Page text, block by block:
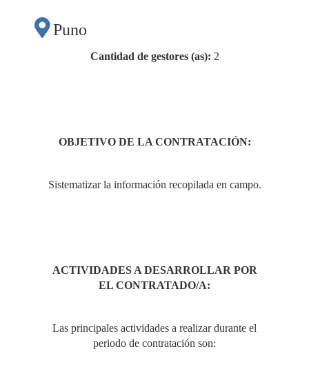
Puno
Cantidad de gestores (as): 2
OBJETIVO DE LA CONTRATACIÓN:
Sistematizar la información recopilada en campo.
ACTIVIDADES A DESARROLLAR POR
EL CONTRATADO/A:
Las principales actividades a realizar durante el
periodo de contratación son: